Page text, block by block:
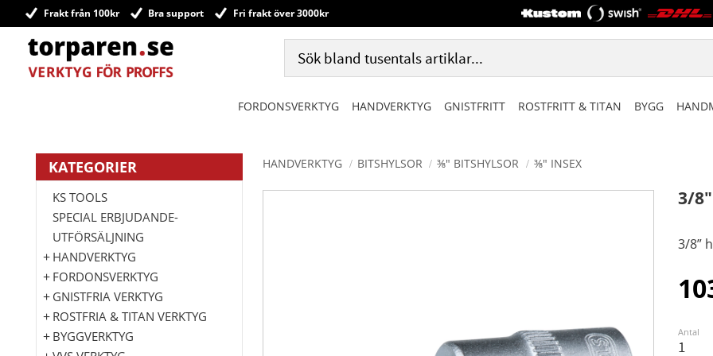
Frakt från 100kr Bra support Fri frakt över 3000kr
FORDONSVERKTYG HANDVERKTYG GNISTFRITT ROSTFRITT & TITAN BYGG
HANDVERKTYG BITSHYLSOR ⅜" BITSHYLSOR ⅜" INSEX
3/8"
3/8”
Antal
KATEGORIER
KS TOOLS
SPECIAL ERBJUDANDE-
UTFÖRSÄLJNING
HANDVERKTYG
FORDONSVERKTYG
GNISTFRIA VERKTYG
ROSTFRIA & TITAN VERKTYG
BYGGVERKTYG